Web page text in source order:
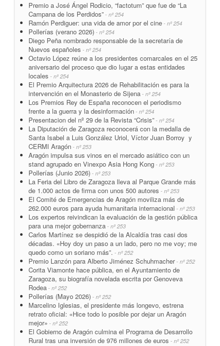
Premio a José Ángel Rodicio, “factotum” que fue de “La
Campana de los Perdidos” - nº 254
Ramón Perdiguer: una vida de amor por el cine - nº 254
Pollerías (verano 2026) - nº 254
Diego Peña nombrado responsable de la secretaría de
Nuevos españoles - nº 254
Octavio López reúne a los presidentes comarcales en el 25
aniversario del proceso que dio lugar a estas entidades
locales - nº 254
El Premio Arquitectura 2026 de Rehabilitación es para la
intervención en el Monasterio de Sijena - nº 254
Los Premios Rey de España reconocen el periodismo
frente a la guerra y la desinformación - nº 254
Presentacion del nº 29 de la Revista “Crisis” - nº 254
La Diputación de Zaragoza reconocerá con la medalla de
Santa Isabel a Luis González Uriol, Víctor Juan Borroy y
CERMI Aragón - nº 253
Aragón impulsa sus vinos en el mercado asiático con un
stand agrupado en Vinexpo Asia Hong Kong - nº 253
Pollerías (Junio 2026) - nº 253
La Feria del Libro de Zaragoza lleva al Parque Grande más
de 1.000 actos de firma con unos 500 autores - nº 253
El Comité de Emergencias de Aragón moviliza más de
262.000 euros para ayuda humanitaria internacional - nº 253
Los expertos reivindican la evaluación de la gestión pública
para una mejor gobernanza - nº 253
Carlos Martínez se despidió de la Alcaldía tras casi dos
décadas. «Hoy doy un paso a un lado, pero no me voy; me
quedo como un soriano más”. - nº 252
Premio Lanzón para Alberto Jiménez Schuhmacher- nº 252
Corita Viamonte hace pública, en el Ayuntamiento de
Zaragoza, su biografía novelada escrita por Genoveva
Rodea - nº 252
Pollerías (Mayo 2026) - nº 252
Marcelino Iglesias, el presidente más longevo, estrena
retrato oficial: «Hice todo lo posible por dejar un Aragón
mejor» - nº 252
El Gobierno de Aragón culmina el Programa de Desarrollo
Rural tras una inversión de 976 millones de euros - nº 252